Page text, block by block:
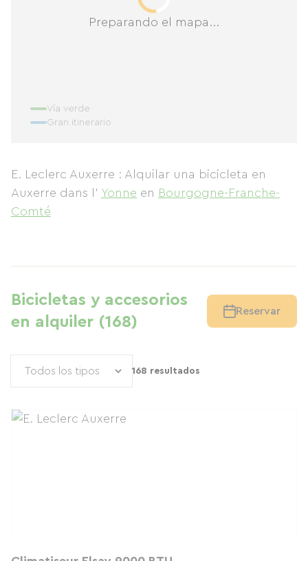
Preparando el mapa...
Vía verde
Gran itinerario
E. Leclerc Auxerre : Alquilar una bicicleta en
Auxerre dans l' Yonne en Bourgogne-Franche-
Comté
Bicicletas y accesorios
en alquiler (168)
Reservar
168 resultados